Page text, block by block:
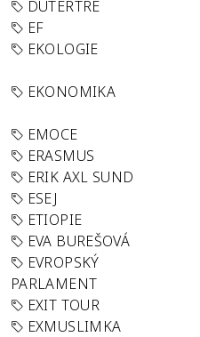
DUTERTRE
EF
EKOLOGIE
EKONOMIKA
EMOCE
ERASMUS
ERIK AXL SUND
ESEJ
ETIOPIE
EVA BUREŠOVÁ
EVROPSKÝ
PARLAMENT
EXIT TOUR
EXMUSLIMKA